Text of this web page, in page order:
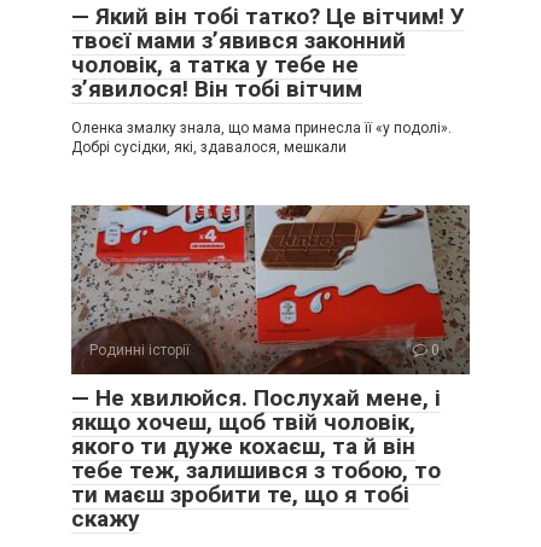
— Який він тобі татко? Це вітчим! У
твоєї мами з’явився законний
чоловік, а татка у тебе не
з’явилося! Він тобі вітчим
Оленка змалку знала, що мама принесла її «у подолі».
Добрі сусідки, які, здавалося, мешкали
Родинні історії 0
— Не хвилюйся. Послухай мене, і
якщо хочеш, щоб твій чоловік,
якого ти дуже кохаєш, та й він
тебе теж, залишився з тобою, то
ти маєш зробити те, що я тобі
скажу